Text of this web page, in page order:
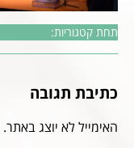
תחת קטגוריות:
כתיבת תגובה
האימייל לא יוצג באתר.